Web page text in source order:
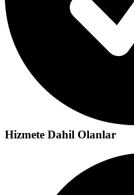
Hizmete Dahil Olanlar